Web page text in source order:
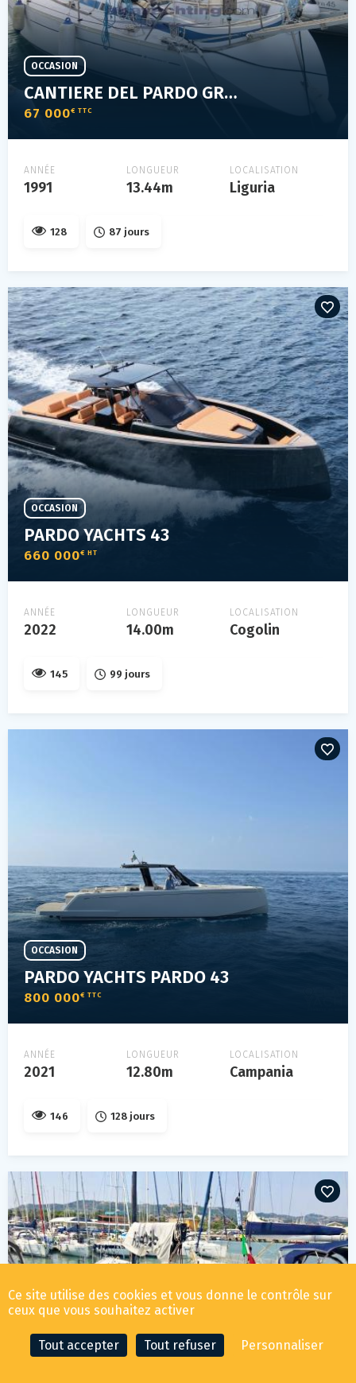
RECHERCHER
CANTIERE DEL PARDO GRAND SOLEIL 45 FRERS
67 000€ TTC
OCCASION
ANNÉE
1991
LONGUEUR
13.44m
LOCALISATION
Liguria
128 87 jours
PARDO YACHTS 43
660 000€ HT
OCCASION
ANNÉE
2022
LONGUEUR
14.00m
LOCALISATION
Cogolin
145 99 jours
PARDO YACHTS PARDO 43
800 000€ TTC
OCCASION
ANNÉE
2021
LONGUEUR
12.80m
LOCALISATION
Campania
146 128 jours
Ce site utilise des cookies et vous donne le contrôle sur
ceux que vous souhaitez activer
Tout accepter Tout refuser Personnaliser